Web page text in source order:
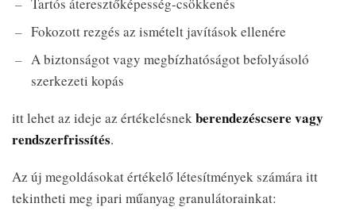
Fokozott rezgés az ismételt javítások ellenére
A biztonságot vagy megbízhatóságot befolyásoló
szerkezeti kopás
itt lehet az ideje az értékelésnekberendezéscsere vagy
rendszerfrissítés.
Az új megoldásokat értékelő létesítmények számára itt
tekintheti meg ipari műanyag granulátorainkat: